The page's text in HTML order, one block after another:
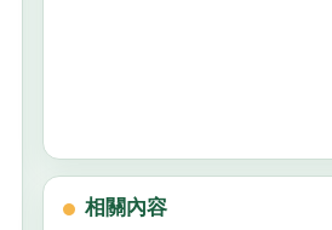
相關內容